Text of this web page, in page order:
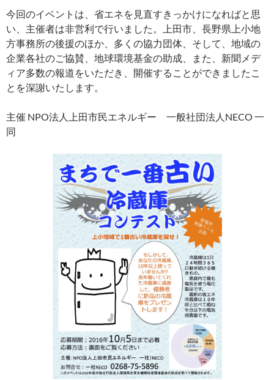
今回のイベントは、省エネを見直すきっかけになればと思
い、主催者は非営利で行いました。上田市、長野県上小地
方事務所の後援のほか、多くの協力団体、そして、地域の
企業各社のご協賛、地球環境基金の助成、また、新聞メデ
ィア多数の報道をいただき、開催することができましたこ
とを深謝いたします。
主催 NPO法人上田市民エネルギー 一般社団法人NECO 一
同